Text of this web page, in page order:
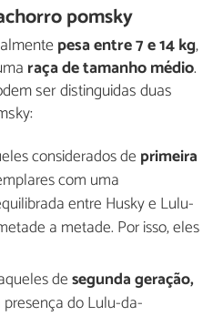
pomsky
pesa entre 7 e 14 kg,
raça de tamanho médio.
ser distinguidas duas
considerados de primeira
com uma
entre Husky e Lulu-
a metade. Por isso, eles
desegunda geração,
do Lulu-da-